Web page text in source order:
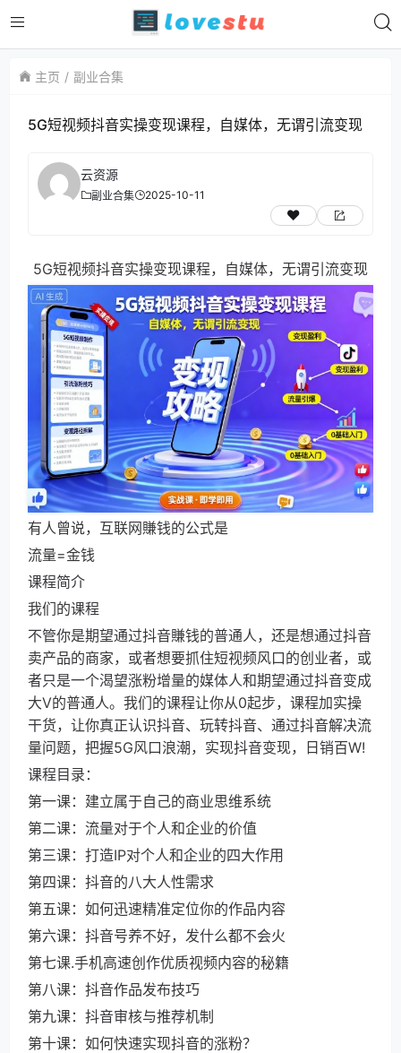
主页 副业合集
5G短视频抖音实操变现课程，自媒体，无谓引流变现
云资源
副业合集 2025-10-11
5G短视频抖音实操变现课程，自媒体，无谓引流变现
有人曾说，互联网賺钱的公式是
流量=金钱
课程简介
我们的课程
不管你是期望通过抖音賺钱的普通人，还是想通过抖音
卖产品的商家，或者想要抓住短视频风口的创业者，或
者只是一个渴望涨粉增量的媒体人和期望通过抖音变成
大V的普通人。我们的课程让你从0起步，课程加实操
干货，让你真正认识抖音、玩转抖音、通过抖音解决流
量问题，把握5G风口浪潮，实现抖音变现，日销百W!
课程目录：
第一课：建立属于自己的商业思维系统
第二课：流量对于个人和企业的价值
第三课：打造IP对个人和企业的四大作用
第四课：抖音的八大人性需求
第五课：如何迅速精准定位你的作品内容
第六课：抖音号养不好，发什么都不会火
第七课.手机高速创作优质视频内容的秘籍
第八课：抖音作品发布技巧
第九课：抖音审核与推荐机制
第十课：如何快速实现抖音的涨粉？